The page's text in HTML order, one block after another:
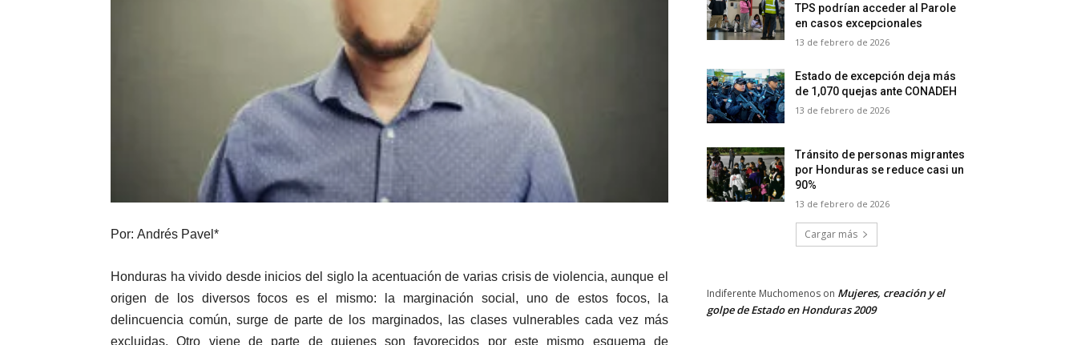
Por: Andrés Pavel*
Honduras ha vivido desde inicios del siglo la acentuación de varias crisis de violencia, aunque el
origen de los diversos focos es el mismo: la marginación social, uno de estos focos, la
delincuencia común, surge de parte de los marginados, las clases vulnerables cada vez más
excluidas. Otro viene de parte de quienes son favorecidos por este mismo esquema de
TPS podrían acceder al Parole
en casos excepcionales
13 de febrero de 2026
Estado de excepción deja más
de 1,070 quejas ante CONADEH
13 de febrero de 2026
Tránsito de personas migrantes
por Honduras se reduce casi un
90%
13 de febrero de 2026
Cargar más
Indiferente Muchomenos on Mujeres, creación y el
golpe de Estado en Honduras 2009